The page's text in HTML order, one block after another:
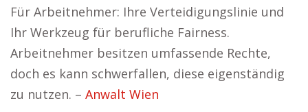
Für Arbeitnehmer: Ihre Verteidigungslinie und
Ihr Werkzeug für berufliche Fairness.
Arbeitnehmer besitzen umfassende Rechte,
doch es kann schwerfallen, diese eigenständig
zu nutzen. – Anwalt Wien